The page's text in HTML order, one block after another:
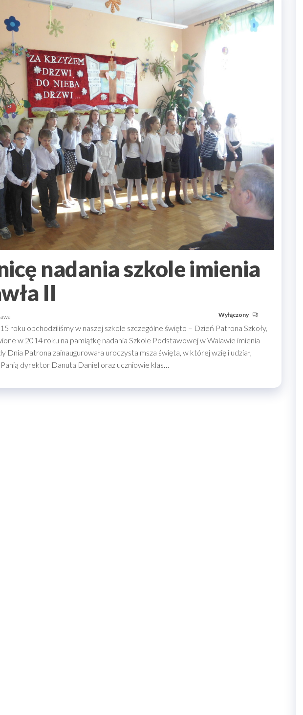
nadania szkole imienia
II
Wyłączony
roku obchodziliśmy w naszej szkole szczególne święto – Dzień Patrona Szkoły,
w 2014 roku na pamiątkę nadania Szkole Podstawowej w Walawie imienia
Dnia Patrona zainaugurowała uroczysta msza święta, w której wzięli udział,
dyrektor Danutą Daniel oraz uczniowie klas…